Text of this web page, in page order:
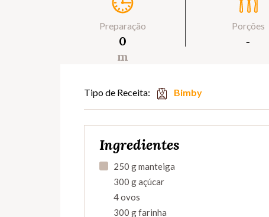
Preparação
0
m
Porções
‐
Tipo de Receita: Bimby
Ingredientes
250 g manteiga
300 g açúcar
4 ovos
300 g farinha